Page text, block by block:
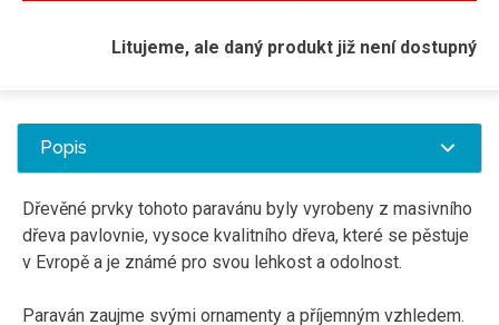
Litujeme, ale daný produkt již není dostupný
Popis
Dřevěné prvky tohoto paravánu byly vyrobeny z masivního
dřeva pavlovnie, vysoce kvalitního dřeva, které se pěstuje
v Evropě a je známé pro svou lehkost a odolnost.
Paraván zaujme svými ornamenty a příjemným vzhledem.